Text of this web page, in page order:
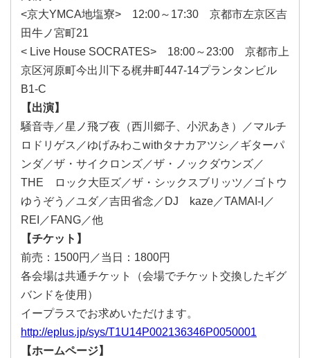
<京大YMCA地塩寮> 12:00～17:30 京都市左京区吉
田牛ノ宮町21
< Live House SOCRATES> 18:00～23:00 京都市上
京区河原町今出川下る梶井町447-14プランタンビル
B1-C
【出演】
騒音寺／星ノ飛ブ夜（西川郷子、小沢あき）／マルチ
ロドリゲス／ゆげみわこwithタナカアツシ／ギターパ
ンダ／ザ・サイクロンズ／ザ・ノックダウンズ／
THE ロック大臣ズ／ザ・シックスブリッツ／ゴトウ
ゆうぞう／ユダ／吉田省念／DJ kaze／TAMAI-I／
REI／FANG／他
【チケット】
前売：1500円／当日：1800円
各会場は共通チケット（会場でチケット交換したギグ
バンドを使用）
イープラスでお求めいただけます。
http://eplus.jp/sys/T1U14P002136346P0050001
【ホームページ】